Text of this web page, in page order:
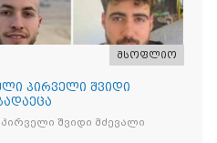
მსოფლიო
პირველი შვიდი
შვიდი მძევალი